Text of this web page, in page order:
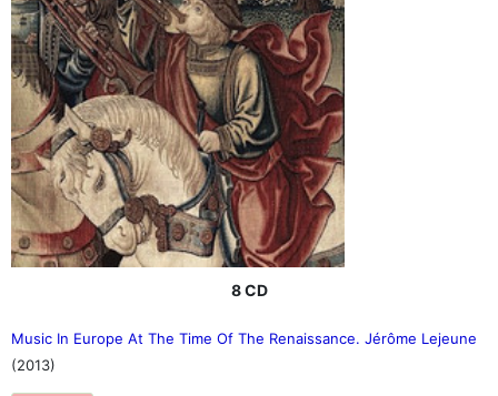
8 CD
Music In Europe At The Time Of The Renaissance. Jérôme Lejeune
(2013)